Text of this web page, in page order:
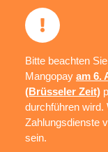
Bitte beachten
Mangopay am 6.
(Brüsseler Zeit)
durchführen wird.
Zahlungsdienste
sein.